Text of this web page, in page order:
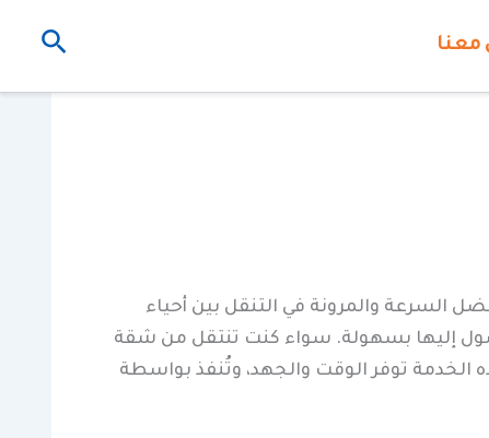
معنا البحث
السرعة والمرونة في التنقل بين أحياء
إليها بسهولة. سواء كنت تنتقل من شقة
الخدمة توفر الوقت والجهد، وتُنفذ بواسطة